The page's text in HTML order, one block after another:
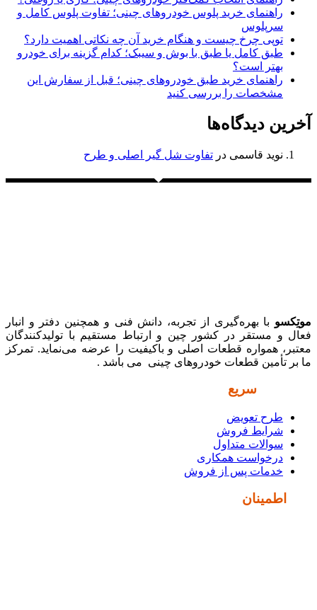
راهنمای خرید پلوس خودروهای چینی؛ تفاوت پلوس کامل و
سرپلوس
توپی چرخ چیست و هنگام خرید آن چه نکاتی اهمیت دارد؟
طبق کامل یا طبق با بوش و سیبک؛ کدام گزینه برای خودرو
بهتر است؟
راهنمای خرید طبق خودروهای چینی؛ قبل از سفارش این
مشخصات را بررسی کنید
آخرین دیدگاه‌ها
نوید قاسمی در تفاوت شل گیر اصلی و طرح
موتِکسو با بهره‌گیری از تجربه، دانش فنی و همچنین دفتر و انبار
فعال و مستقر در کشور چین و ارتباط مستقیم با تولیدکنندگان
معتبر، همواره قطعات اصلی و باکیفیت را عرضه می‌نماید. تمرکز
ما بر تأمین قطعات خودروهای چینی می باشد .
سریع
طرح تعویض
شرایط فروش
سوالات متداول
درخواست همکاری
خدمات پس از فروش
اطمینان